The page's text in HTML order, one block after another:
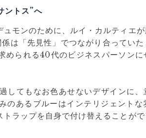
ントス”へ
モンのために、ルイ・カルティエ
は「先見性」でつながり合ってい
められる40代のビジネスパーソン
してもなお色あせないデザインに
のあるブルーはインテリジェント
ラップを自身で付け替えることが